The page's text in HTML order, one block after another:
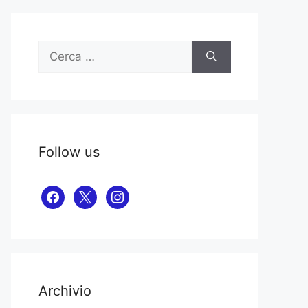
Ricerca
Follow us
facebook
x instagram
Archivio